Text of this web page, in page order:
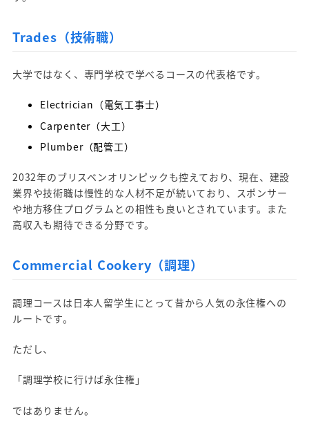
Trades（技術職）
大学ではなく、専門学校で学べるコースの代表格です。
Electrician（電気工事士）
Carpenter（大工）
Plumber（配管工）
2032年のブリスベンオリンピックも控えており、現在、建設
業界や技術職は慢性的な人材不足が続いており、スポンサー
や地方移住プログラムとの相性も良いとされています。また
高収入も期待できる分野です。
Commercial Cookery（調理）
調理コースは日本人留学生にとって昔から人気の永住権への
ルートです。
ただし、
「調理学校に行けば永住権」
ではありません。